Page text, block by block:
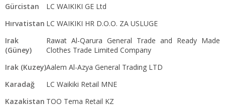
Gürcistan
LC WAIKIKI GE Ltd
Hırvatistan LC WAIKIKI HR D.O.O. ZA USLUGE
Irak
(Güney)
Rawat Al-Qarura General Trade and Ready Made
Clothes Trade Limited Company
Irak (Kuzey)Aalem Al-Azya General Trading LTD
Karadağ
LC Waikiki Retail MNE
Kazakistan TOO Tema Retail KZ